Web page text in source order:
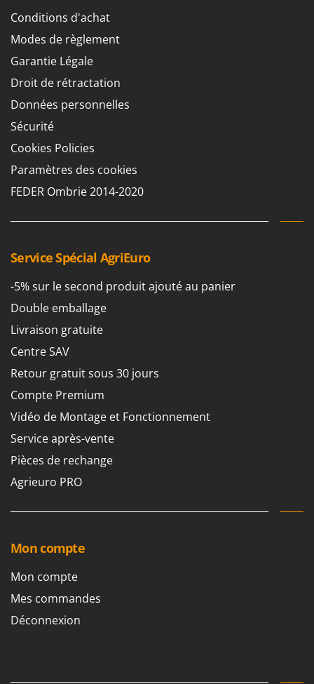
Masterpro
McCulloch
Michelin
Mille
Minox
Mockmill
More than chef
MOSA
Mowox
MTD
N
New O.M.R.A.
Nilfisk
Novital
NuovaFac
O
Officine Savioli
Oliviero
OMA
Omas
Ompagrill
Ooni
Conditions d'achat
Modes de règlement
Garantie Légale
Droit de rétractation
Données personnelles
Sécurité
Cookies Policies
Paramètres des cookies
FEDER Ombrie 2014-2020
Service Spécial AgriEuro
-5% sur le second produit ajouté au panier
Double emballage
Livraison gratuite
Centre SAV
Retour gratuit sous 30 jours
Compte Premium
Vidéo de Montage et Fonctionnement
Service après-vente
Pièces de rechange
Agrieuro PRO
Mon compte
Mon compte
Mes commandes
Déconnexion